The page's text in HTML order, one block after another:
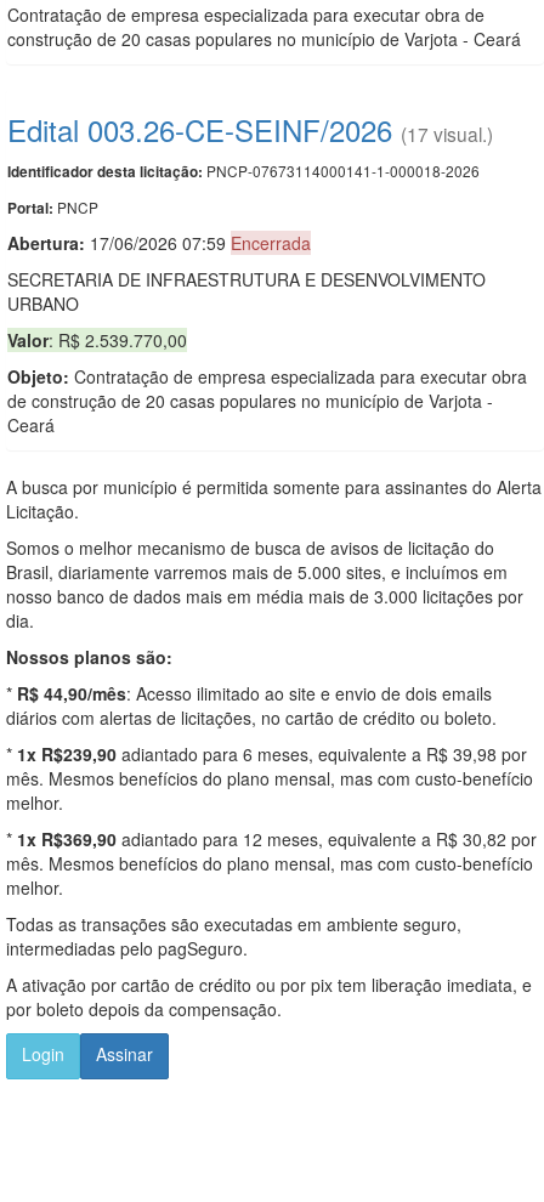
Contratação de empresa especializada para executar obra de
construção de 20 casas populares no município de Varjota - Ceará
Edital 003.26-CE-SEINF/2026 (17 visual.)
Identificador desta licitação: PNCP-07673114000141-1-000018-2026
Portal: PNCP
Abertura: 17/06/2026 07:59 Encerrada
SECRETARIA DE INFRAESTRUTURA E DESENVOLVIMENTO
URBANO
Valor: R$ 2.539.770,00
Objeto: Contratação de empresa especializada para executar obra
de construção de 20 casas populares no município de Varjota -
Ceará
A busca por município é permitida somente para assinantes do Alerta
Licitação.
Somos o melhor mecanismo de busca de avisos de licitação do
Brasil, diariamente varremos mais de 5.000 sites, e incluímos em
nosso banco de dados mais em média mais de 3.000 licitações por
dia.
Nossos planos são:
* R$ 44,90/mês: Acesso ilimitado ao site e envio de dois emails
diários com alertas de licitações, no cartão de crédito ou boleto.
* 1x R$239,90 adiantado para 6 meses, equivalente a R$ 39,98 por
mês. Mesmos benefícios do plano mensal, mas com custo-benefício
melhor.
* 1x R$369,90 adiantado para 12 meses, equivalente a R$ 30,82 por
mês. Mesmos benefícios do plano mensal, mas com custo-benefício
melhor.
Todas as transações são executadas em ambiente seguro,
intermediadas pelo pagSeguro.
A ativação por cartão de crédito ou por pix tem liberação imediata, e
por boleto depois da compensação.
Login
Assinar